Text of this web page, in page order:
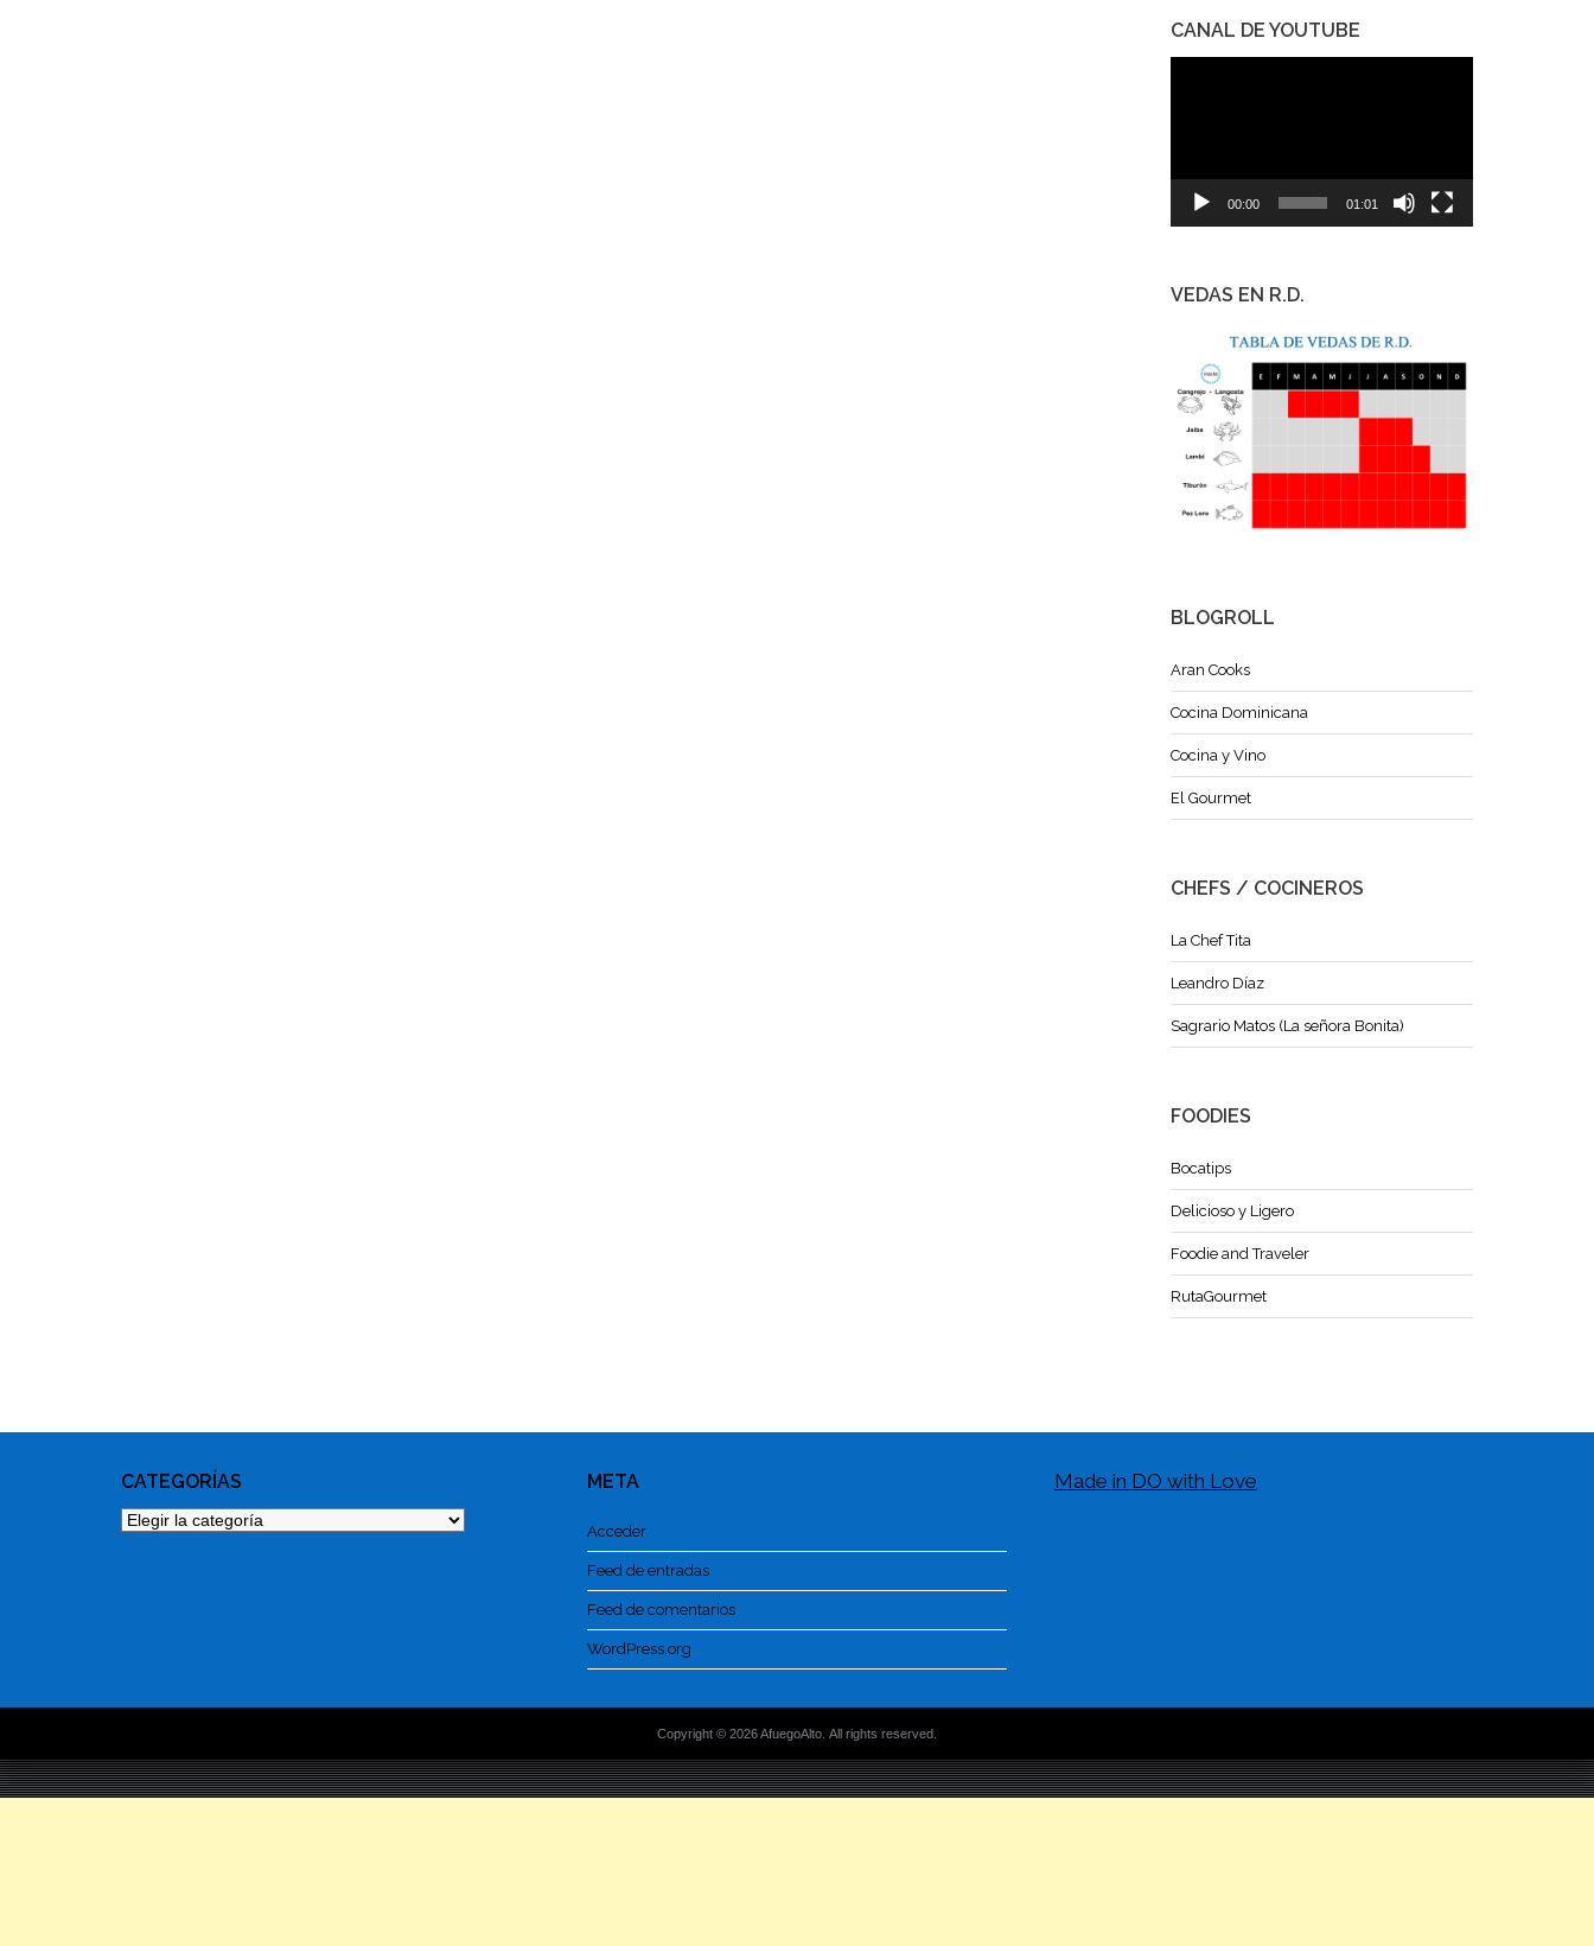
CANAL DE YOUTUBE
00:00 01:01
VEDAS EN R.D.
BLOGROLL
Aran Cooks
Cocina Dominicana
Cocina y Vino
El Gourmet
CHEFS / COCINEROS
La Chef Tita
Leandro Díaz
Sagrario Matos (La señora Bonita)
FOODIES
Bocatips
Delicioso y Ligero
Foodie and Traveler
RutaGourmet
CATEGORÍAS
Categorías
META
Acceder
Feed de entradas
Feed de comentarios
WordPress.org
Made in DO with Love
Copyright © 2026 AfuegoAlto. All rights reserved.